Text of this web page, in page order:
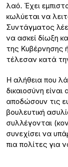
λαό. Έχει
κωλύεται να
Συντάγματος
να ασκεί δίωξη
της Κυβέρνησης
τέλεσαν κατά
Η αλήθεια που
δικαιοσύνη
αποδώσουν τις
βουλευτική
συλλέγονται
συνεχίσει να
πια πολίτες για